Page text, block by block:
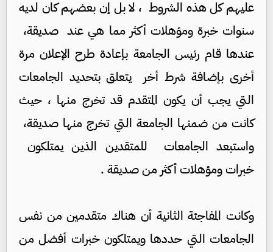
عليهم كل هذه الشروط ، لا بل إن بعضهم كان لديه
سنوات خبرة ومؤهلات أكثر مما هي عند صديقة،
عندها قام رئيس الجامعة بإعادة طرح الإعلان مرة
أخرى بإضافة شرط أخر يتعلق بتحديد الجامعات
التي يجب أن يكون المتقدم قد تخرج منها ، حيث
كانت من ضمنها الجامعة التي تخرج منها صديقة،
واستبعد الجامعات للمتقدين الذين يمتلكون
خبرات ومؤهلات أكثر من صديقة .
وكانت المفاجئة الثانية أن هناك متقدمين من نفس
الجامعات التي حددها ويمتلكون خبرات أفضل من